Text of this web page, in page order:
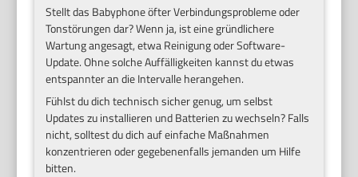
Stellt das Babyphone öfter Verbindungsprobleme oder
Tonstörungen dar? Wenn ja, ist eine gründlichere
Wartung angesagt, etwa Reinigung oder Software-
Update. Ohne solche Auffälligkeiten kannst du etwas
entspannter an die Intervalle herangehen.
Fühlst du dich technisch sicher genug, um selbst
Updates zu installieren und Batterien zu wechseln? Falls
nicht, solltest du dich auf einfache Maßnahmen
konzentrieren oder gegebenenfalls jemanden um Hilfe
bitten.